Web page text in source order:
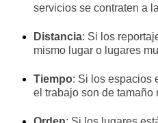
servicios se contraten a
Distancia: Si los
mismo lugar o lugares
Tiempo: Si los espacios
el trabajo son de tamaño